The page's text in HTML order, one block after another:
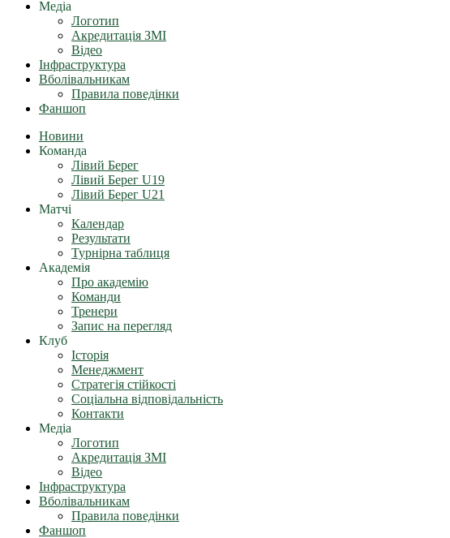
Медіа
Логотип
Акредитація ЗМІ
Відео
Інфраструктура
Вболівальникам
Правила поведінки
Фаншоп
Новини
Команда
Лівий Берег
Лівий Берег U19
Лівий Берег U21
Матчі
Календар
Результати
Турнірна таблиця
Академія
Про академію
Команди
Тренери
Запис на перегляд
Клуб
Історія
Менеджмент
Стратегія стійкості
Соціальна відповідальність
Контакти
Медіа
Логотип
Акредитація ЗМІ
Відео
Інфраструктура
Вболівальникам
Правила поведінки
Фаншоп